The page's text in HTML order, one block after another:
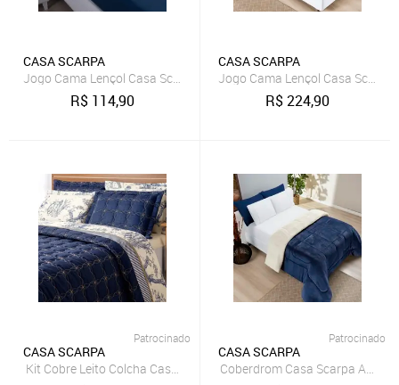
CASA SCARPA
Jogo Cama Lençol Casa Scarpa Sonnet Casal Padrão Malha
R$ 114,90
CASA SCARPA
Jogo Cama Lençol Casa
R$224,90
Patrocinado
CASA SCARPA
Kit Cobre Leito Colcha Casa Scarpa Martin Queen Microfibra
Patrocinado
CASA SCARPA
Coberdrom Casa Scarpa Apollo